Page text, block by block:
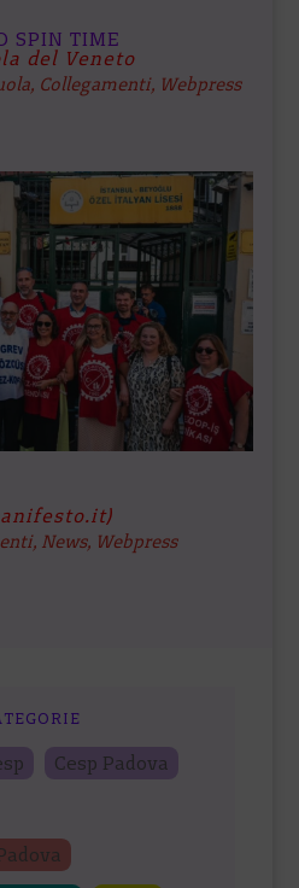
SPIN TIME
del Veneto
, Collegamenti, Webpress
, News, Webpress
Cesp Padova